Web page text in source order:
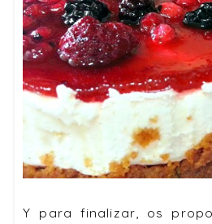
Y para finalizar, os